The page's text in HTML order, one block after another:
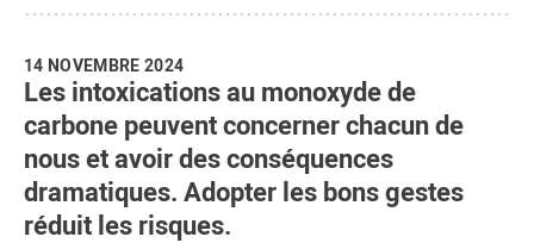
14 NOVEMBRE 2024
Les intoxications au monoxyde de
carbone peuvent concerner chacun de
nous et avoir des conséquences
dramatiques. Adopter les bons gestes
réduit les risques.